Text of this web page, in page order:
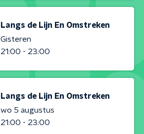
Langs de Lijn En Omstreken
Gisteren
21:00 - 23:00
Langs de Lijn En Omstreken
wo 5 augustus
21:00 - 23:00